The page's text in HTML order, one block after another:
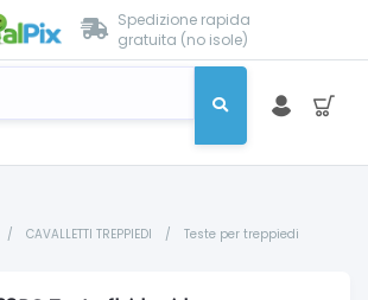
Spedizione rapida
gratuita (no isole)
/ CAVALLETTI TREPPIEDI / Teste per treppiedi